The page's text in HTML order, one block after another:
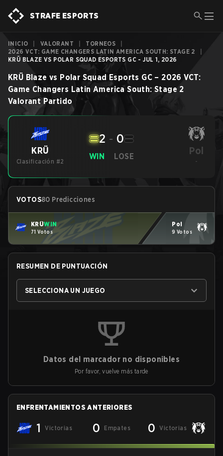
STRAFE ESPORTS
INICIO VALORANT TORNEOS
2026 VCT: GAME CHANGERS LATIN AMERICA SOUTH: STAGE 2
KRÜ BLAZE VS POLAR SQUAD ESPORTS GC - JUL 1, 2026
KRÜ Blaze vs Polar Squad Esports GC – 2026 VCT:
Game Changers Latin America South: Stage 2
Valorant Partido
KRÜ
Clasificación #2
WIN
2 - 0
LOSE Pol
-
VOTOS80 Predicciones
KRÜWIN
71 Votos
Pol
9 Votos
RESUMEN DE PUNTUACIÓN
SELECCIONA UN JUEGO
Datos del marcador no disponibles
Por favor, vuelve más tarde
ENFRENTAMIENTOS ANTERIORES
1 Victorias 0 Empates 0 Victorias